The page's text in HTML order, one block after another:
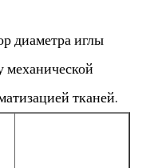
диаметра иглы
механической
тканей.